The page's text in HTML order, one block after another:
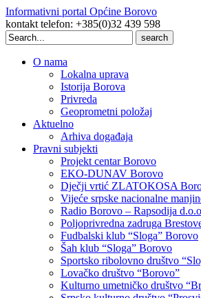
Informativni portal Općine Borovo
kontakt telefon: +385(0)32 439 598
Search
for:
O nama
Lokalna uprava
Istorija Borova
Privreda
Geoprometni položaj
Aktuelno
Arhiva događaja
Pravni subjekti
Projekt centar Borovo
EKO-DUNAV Borovo
Dječji vrtić ZLATOKOSA
Vijeće srpske nacionalne
Radio Borovo – Rapsodija
Poljoprivredna zadruga
Fudbalski klub “Sloga” Borovo
Šah klub “Sloga” Borovo
Sportsko ribolovno društvo
Lovačko društvo “Borovo”
Kulturno umetničko društvo